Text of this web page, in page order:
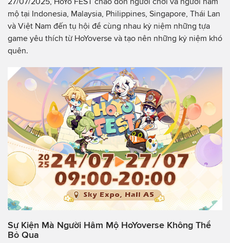
mộ tại Indonesia, Malaysia, Philippines, Singapore, Thái Lan
và Việt Nam đến tụ hội để cùng nhau kỷ niệm những tựa
game yêu thích từ HoYoverse và tạo nên những kỷ niệm khó
quên.
Sự Kiện Mà Người Hâm Mộ HoYoverse Không Thể
Bỏ Qua